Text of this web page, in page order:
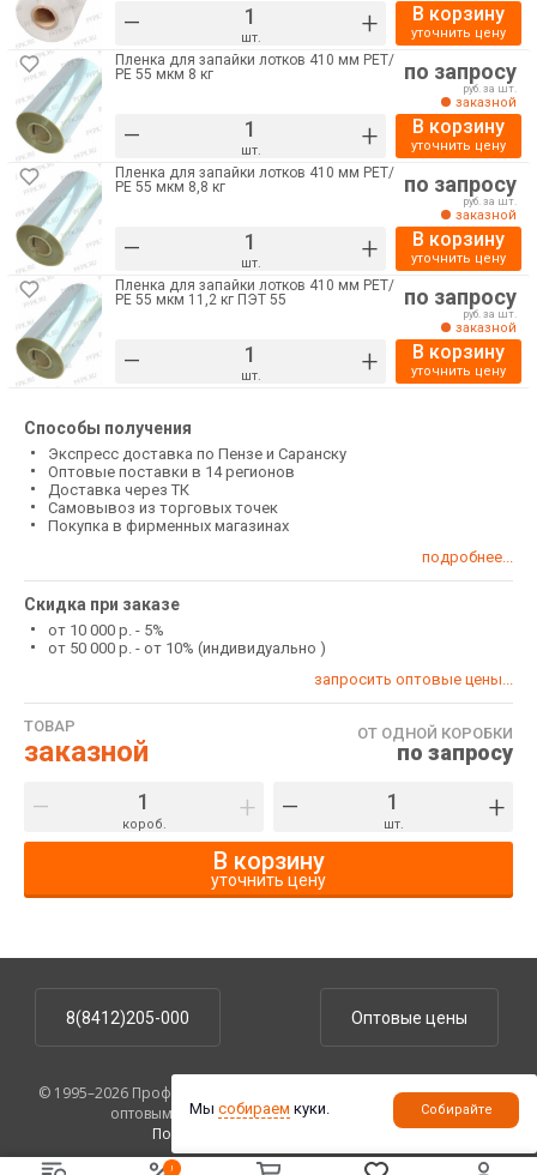
– шт. + В корзину
уточнить цену
Пленка для запайки лотков 410 мм РЕТ/
РE 55 мкм 8 кг
– шт. +
по запросу
руб. за шт.
заказной
В корзину
уточнить цену
Пленка для запайки лотков 410 мм РЕТ/
РE 55 мкм 8,8 кг
– шт. +
по запросу
руб. за шт.
заказной
В корзину
уточнить цену
Пленка для запайки лотков 410 мм РЕТ/
РE 55 мкм 11,2 кг ПЭТ 55
– шт. +
по запросу
руб. за шт.
заказной
В корзину
уточнить цену
Способы получения
Экспресс доставка по Пензе и Саранску
Оптовые поставки в 14 регионов
Доставка через ТК
Самовывоз из торговых точек
Покупка в фирменных магазинах
подробнее...
Скидка при заказе
от 10 000 р. - 5%
от 50 000 р. - от 10% (индивидуально )
запросить оптовые цены...
ТОВАР
заказной
ОТ ОДНОЙ КОРОБКИ
по запросу
– короб. + – шт. +
В корзину
уточнить цену
8(8412)205-000 Оптовые цены
© 1995–2026 ПрофУпаковка. На сайте указаны розничные цены,
оптовым клиентам предоставляются скидки.
Политика конфиденциальности
!
Мы собираем куки. Собирайте